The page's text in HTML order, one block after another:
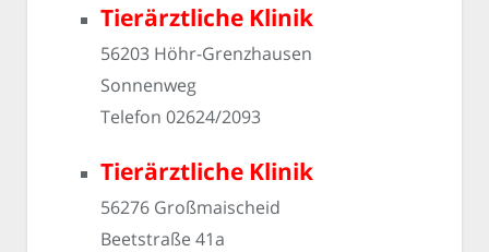
Tierärztliche Klinik
56203 Höhr-Grenzhausen
Sonnenweg
Telefon 02624/2093
Tierärztliche Klinik
56276 Großmaischeid
Beetstraße 41a